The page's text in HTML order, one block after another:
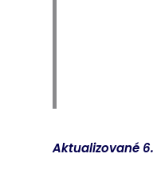
Aktualizované 6.